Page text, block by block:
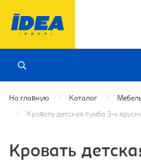
На главную Каталог
Кровать детская тумба 3-х
Кровать